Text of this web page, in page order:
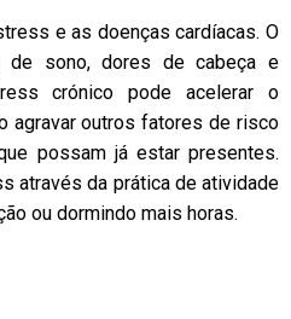
e as doenças cardíacas. O
de sono, dores de cabeça e
crónico pode acelerar o
agravar outros fatores de risco
possam já estar presentes.
através da prática de atividade
ou dormindo mais horas.